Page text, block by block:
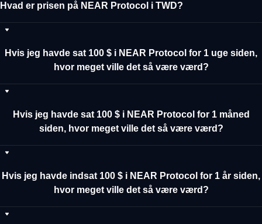
Hvad er prisen på NEAR Protocol i TWD?
Hvis jeg havde sat 100 $ i NEAR Protocol for 1 uge siden,
hvor meget ville det så være værd?
Hvis jeg havde sat 100 $ i NEAR Protocol for 1 måned
siden, hvor meget ville det så være værd?
Hvis jeg havde indsat 100 $ i NEAR Protocol for 1 år siden,
hvor meget ville det så være værd?